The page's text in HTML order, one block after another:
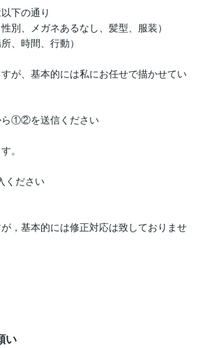
下の通り
別、メガネあるなし、髪型、服装）
、時間、行動）
が、基本的には私にお任せで描かせてい
ら①②を送信ください
。
ください
，基本的には修正対応は致しておりませ
い